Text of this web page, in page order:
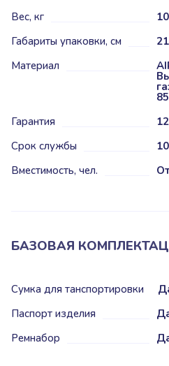
Вес, кг
10
Габариты упаковки, см
Материал
Гарантия
Срок службы
Вместимость, чел.
БАЗОВАЯ
Сумка для танспортировки
Паспорт изделия
Ремнабор